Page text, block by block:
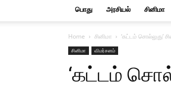
&
பொது அரசியல் சினிமா
Home சினிமா ‘கட்டம் சொல்லுது’
சினிமா விமர்சனம்
‘கட்டம்